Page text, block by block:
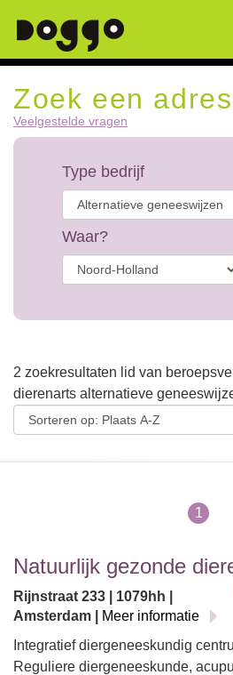
Zoek een adres
Veelgestelde vragen
Type bedrijf
Waar?
2 zoekresultaten lid van
dierenarts alternatieve
1
Natuurlijk gezonde
Rijnstraat 233 | 1079hh |
Amsterdam |
Meer informatie
Integratief diergeneeskundig
Reguliere diergeneeskunde,